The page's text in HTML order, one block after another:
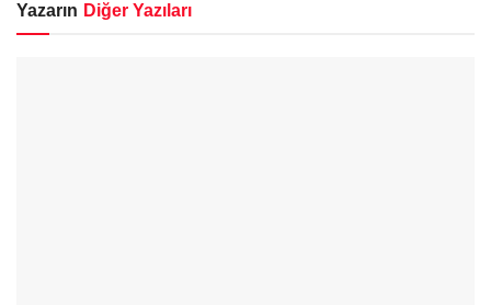
Yazarın Diğer Yazıları